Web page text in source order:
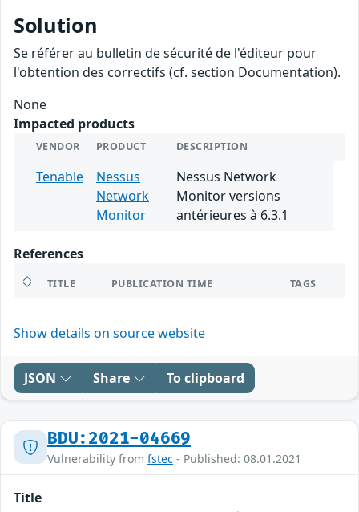
Solution
Se référer au bulletin de sécurité de l'éditeur pour
l'obtention des correctifs (cf. section Documentation).
None
Impacted products
VENDOR PRODUCT DESCRIPTION
Tenable
Nessus
Network
Monitor
Nessus Network
Monitor versions
antérieures à 6.3.1
References
TITLE PUBLICATION TIME TAGS
Show details on source website
JSON Share To clipboard
BDU:2021-04669
Vulnerability from fstec - Published: 08.01.2021
Title